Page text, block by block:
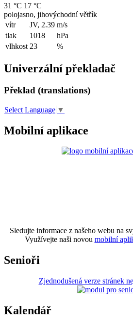
31 °C 17 °C
polojasno, jihovýchodní větřík
vítr
JV, 2.39 m/s
tlak
1018
hPa
vlhkost 23 %
Univerzální překladač
Překlad (translations)
Select Language ▼
Mobilní aplikace
Sledujte informace z našeho webu na
Využívejte naši novou mobilní
Senioři
Zjednodušená verze stránek
Kalendář